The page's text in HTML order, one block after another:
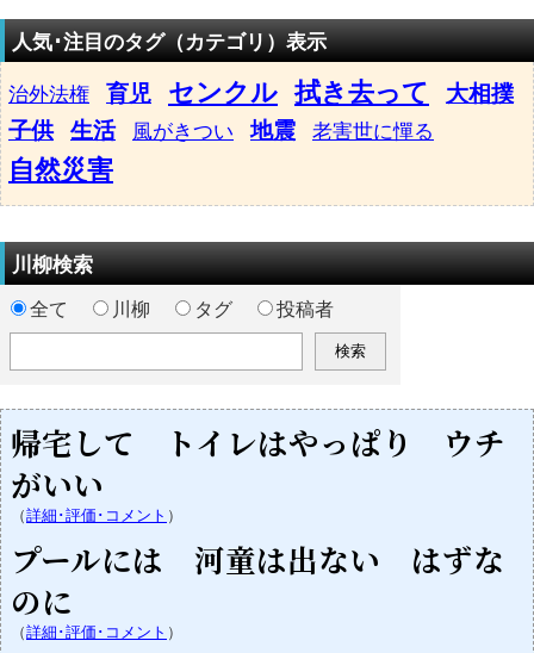
人気･注目のタグ（カテゴリ）表示
治外法権 育児 センクル 拭き去って
大相撲
子供
生活 風がきつい 地震 老害世に憚る
自然災害
川柳検索
全て 川柳 タグ 投稿者
帰宅して トイレはやっぱり ウチ
がいい
（詳細･評価･コメント ）
プールには 河童は出ない はずな
のに
（詳細･評価･コメント ）